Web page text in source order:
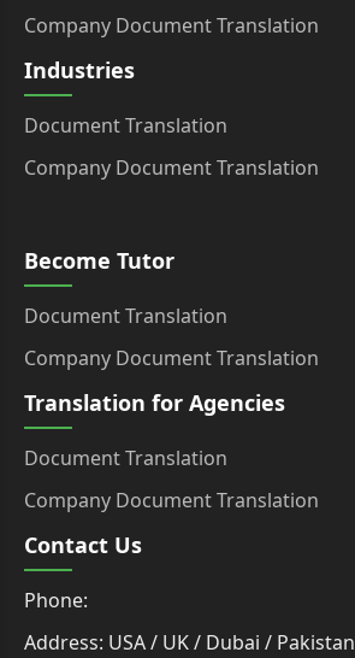
Company Document Translation
Industries
Document Translation
Company Document Translation
Become Tutor
Document Translation
Company Document Translation
Translation for Agencies
Document Translation
Company Document Translation
Contact Us
Phone:
Address: USA / UK / Dubai / Pakistan